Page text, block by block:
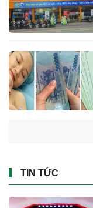
TIN TỨC